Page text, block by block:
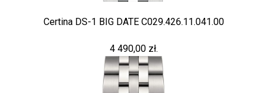
Certina DS-1 BIG DATE C029.426.11.041.00
4 490,00 zł.